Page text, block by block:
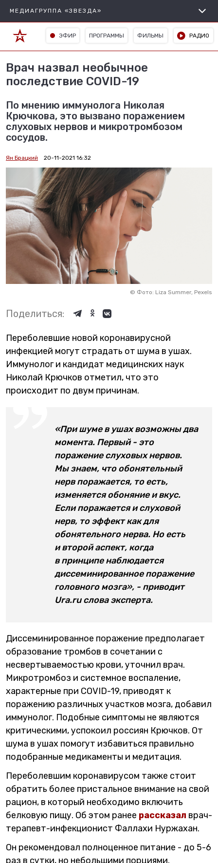
МЕДИАГРУППА «ЗВЕЗДА»
ЭФИР ПРОГРАММЫ ФИЛЬМЫ РАДИО
Врач назвал необычное
последствие COVID-19
По мнению иммунолога Николая
Крючкова, это вызвано поражением
слуховых нервов и микротромбозом
сосудов.
Ян Брацкий 20-11-2021 16:32
© Фото: Liza Summer, Pexels
Поделиться:
Переболевшие новой коронавирусной
инфекцией могут страдать от шума в ушах.
Иммунолог и кандидат медицинских наук
Николай Крючков отметил, что это
происходит по двум причинам.
«При шуме в ушах возможны два
момента. Первый - это
поражение слуховых нервов.
Мы знаем, что обонятельный
нерв поражается, то есть,
изменяется обоняние и вкус.
Если поражается и слуховой
нерв, то эффект как для
обонятельного нерва. Но есть
и второй аспект, когда
в принципе наблюдается
диссеминированное поражение
головного мозга», - приводит
Ura.ru слова эксперта.
Диссеминированное поражение предполагает
образование тромбов в сочетании с
несвертываемостью крови, уточнил врач.
Микротромбоз и системное воспаление,
характерные при COVID-19, приводят к
поражению различных участков мозга, добавил
иммунолог. Подобные симптомы не являются
критическими, успокоил россиян Крючков. От
шума в ушах помогут избавиться правильно
подобранные медикаменты и медитация.
Переболевшим коронавирусом также стоит
обратить более пристальное внимание на свой
рацион, в который необходимо включить
белковую пищу. Об этом ранее рассказал врач-
терапевт-инфекционист Фаллахи Нуржахан.
Он рекомендовал полноценное питание - до 5-6
раз в сутки, но небольшими порциями.